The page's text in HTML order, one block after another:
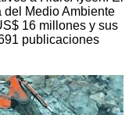
Medio Ambiente
16 millones y sus
publicaciones